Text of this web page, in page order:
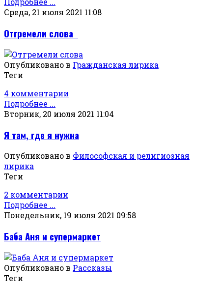
Среда, 21 июля 2021 11:08
Отгремели слова
Опубликовано в Гражданская лирика
Теги
4 комментарии
Подробнее ...
Вторник, 20 июля 2021 11:04
Я там, где я нужна
Опубликовано в Философская и религиозная
лирика
Теги
2 комментарии
Подробнее ...
Понедельник, 19 июля 2021 09:58
Баба Аня и супермаркет
Опубликовано в Рассказы
Теги